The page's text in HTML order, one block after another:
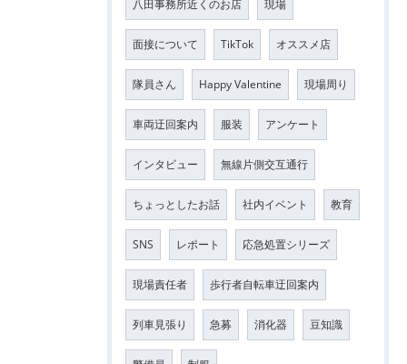
八田事務所近くのお店 現場
面接について TikTok オススメ店
隊員さん Happy Valentine 現場周り
車両迂回案内 服装 アンケート
インタビュー 無線片側交互通行
ちょっとしたお話 社内イベント 教育
SNS レポート 応急処置シリーズ
現場責任者 歩行者自転車迂回案内
列車見張り 急募 消化器 豆知識